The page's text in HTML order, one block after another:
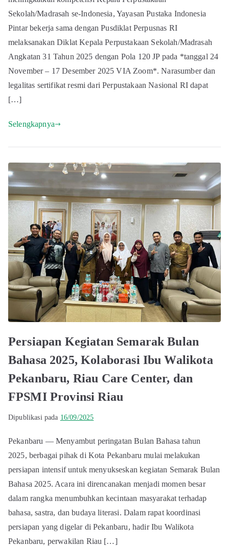
Sekolah/Madrasah se-Indonesia, Yayasan Pustaka Indonesia
Pintar bekerja sama dengan Pusdiklat Perpusnas RI
melaksanakan Diklat Kepala Perpustakaan Sekolah/Madrasah
Angkatan 31 Tahun 2025 dengan Pola 120 JP pada *tanggal 24
November – 17 Desember 2025 VIA Zoom*. Narasumber dan
legalitas sertifikat resmi dari Perpustakaan Nasional RI dapat
[…]
Selengkapnya
Persiapan Kegiatan Semarak Bulan
Bahasa 2025, Kolaborasi Ibu Walikota
Pekanbaru, Riau Care Center, dan
FPSMI Provinsi Riau
Dipublikasi pada 16/09/2025
Pekanbaru — Menyambut peringatan Bulan Bahasa tahun
2025, berbagai pihak di Kota Pekanbaru mulai melakukan
persiapan intensif untuk menyukseskan kegiatan Semarak Bulan
Bahasa 2025. Acara ini direncanakan menjadi momen besar
dalam rangka menumbuhkan kecintaan masyarakat terhadap
bahasa, sastra, dan budaya literasi. Dalam rapat koordinasi
persiapan yang digelar di Pekanbaru, hadir Ibu Walikota
Pekanbaru, perwakilan Riau […]